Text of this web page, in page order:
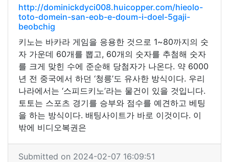
http://dominickdyci008.huicopper.com/hieolo-
toto-domein-san-eob-e-doum-i-doel-5gaji-
beobchig
키노는 바카라 게임을 응용한 것으로 1~80까지의 숫
자 가운데 60개를 뽑고, 60개의 숫자를 추첨해 숫자
를 크게 맞힌 수에 준순해 당첨자가 나온다. 약 6000
년 전 중국에서 하던 ‘청릉’도 유사한 방식이다. 우리
나라에서는 ‘스피드키노’라는 물건이 있을 것입니다.
토토는 스포츠 경기를 승부와 점수를 예견하고 베팅
을 하는 방식이다. 배팅사이트가 바로 이것이다. 이
밖에 비디오복권은
Submitted on 2024-02-07 16:09:51